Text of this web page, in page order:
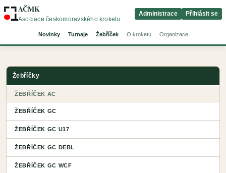
AČMK
Asociace českomoravského kroketu
Novinky Turnaje Žebříček O kroketu Organizace
Administrace Přihlásit se
Žebříčky
ŽEBŘÍČEK AC
ŽEBŘÍČEK GC
ŽEBŘÍČEK GC U17
ŽEBŘÍČEK GC DEBL
ŽEBŘÍČEK GC WCF